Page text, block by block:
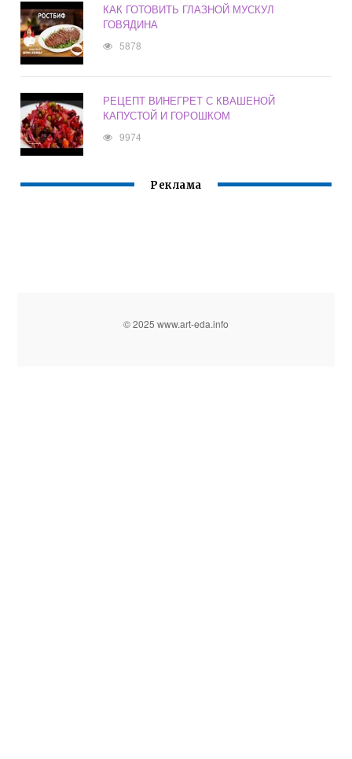
КАК ГОТОВИТЬ ГЛАЗНОЙ МУСКУЛ
ГОВЯДИНА
5878
РЕЦЕПТ ВИНЕГРЕТ С КВАШЕНОЙ
КАПУСТОЙ И ГОРОШКОМ
9974
Реклама
© 2025 www.art-eda.info